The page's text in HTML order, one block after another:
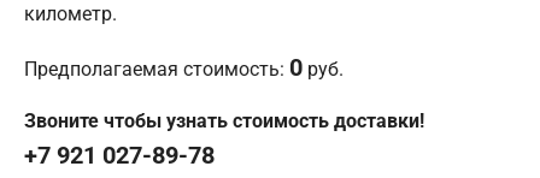
километр.
Предполагаемая стоимость: 0 руб.
Звоните чтобы узнать стоимость доставки!
+7 921 027-89-78